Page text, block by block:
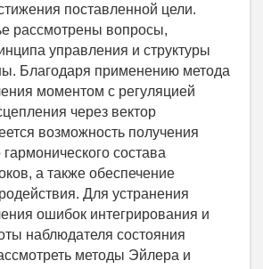
поставленной цели.
рассмотрены вопросы,
управления и структуры
Благодаря применению метода
моментом с регуляцией
через вектор
возможность получения
состава
а также обеспечение
Для устранения
ошибок интегрирования и
наблюдателя состояния
методы Эйлера и